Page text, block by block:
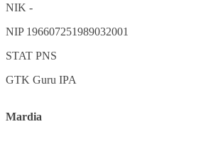
NIK -
NIP 196607251989032001
STAT PNS
GTK Guru IPA
Mardia